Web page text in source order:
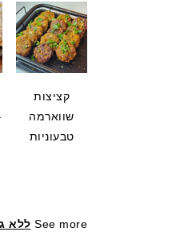
קציצות
שווארמה
טבעוניות
See more ללא